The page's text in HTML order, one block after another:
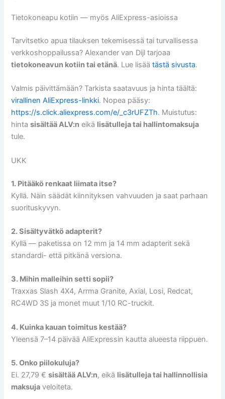
Tietokoneapu kotiin — myös AliExpress-asioissa
Tarvitsetko apua tilauksen tekemisessä tai turvallisessa
verkkoshoppailussa? Alexander van Dijl tarjoaa
tietokoneavun kotiin tai etänä. Lue lisäätästä sivusta.
Valmis päivittämään? Tarkista saatavuus ja hinta täältä:
virallinen AliExpress-linkki. Nopea pääsy:
https://s.click.aliexpress.com/e/_c3rUFZTh. Muistutus:
hintasisältää ALV:n eikä lisätulleja tai hallintomaksuja
tule.
UKK
1. Pitääkö renkaat liimata itse?
Kyllä. Näin säädät kiinnityksen vahvuuden ja saat parhaan
suorituskyvyn.
2. Sisältyvätkö adapterit?
Kyllä — paketissa on 12 mm ja 14 mm adapterit sekä
standardi- että pitkänä versiona.
3. Mihin malleihin setti sopii?
Traxxas Slash 4X4, Arrma Granite, Axial, Losi, Redcat,
RC4WD 3S ja monet muut 1/10 RC-truckit.
4. Kuinka kauan toimitus kestää?
Yleensä 7–14 päivää AliExpressin kautta alueesta riippuen.
5. Onko piilokuluja?
Ei. 27,79 €sisältää ALV:n, eikä lisätulleja tai hallinnollisia
maksuja veloiteta.